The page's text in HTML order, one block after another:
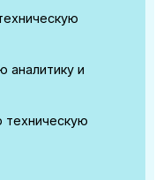
аналитику и
техническую